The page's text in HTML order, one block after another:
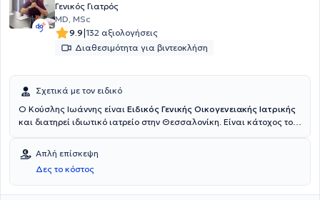
Γενικός Γιατρός
MD, MSc
9.9|132 αξιολογήσεις
Διαθεσιμότητα για βιντεοκλήση
Σχετικά με τον ειδικό
O Κούσλης Ιωάννης είναι Ειδικός Γενικής Οικογενειακής Ιατρικής
και διατηρεί ιδιωτικό ιατρείο στην Θεσσαλονίκη. Είναι κάτοχος του
Αθλητιατρική καθώς και Μετεκπαίδευσης στην Επείγουσα Ιατρική
Προνοσοκομειακή Φροντίδα.Στο ιατρείο του παρέχονται υπηρεσίες
ολοκληρωμένης φροντίδας σε χρόνια νοσήματα (Σακχαρώδης
Διαβήτης, Αρτηριακή
Απλή επίσκεψη
Δες το κόστος